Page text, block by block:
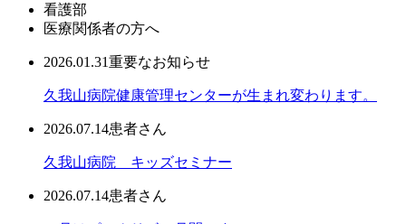
看護部
医療関係者の方へ
2026.01.31重要なお知らせ
久我山病院健康管理センターが生まれ変わります。
2026.07.14患者さん
久我山病院 キッズセミナー
2026.07.14患者さん